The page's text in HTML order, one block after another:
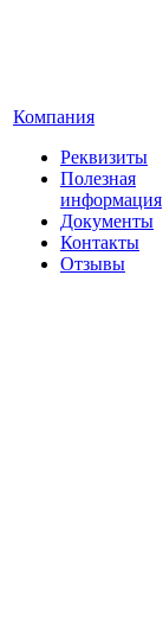
Компания
Реквизиты
Полезная
информация
Документы
Контакты
Отзывы